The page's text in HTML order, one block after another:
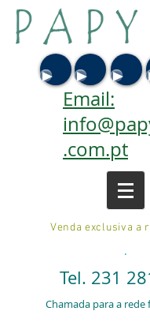
Email:
.com.pt
Venda exclusiva a
.
Tel. 231
Chamada para a rede